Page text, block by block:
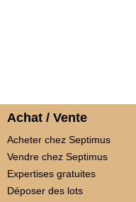
Achat / Vente
Acheter chez Septimus
Vendre chez Septimus
Expertises gratuites
Déposer des lots